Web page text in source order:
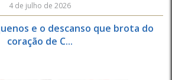
4 de julho de 2026
e o descanso que brota do
coração de C...